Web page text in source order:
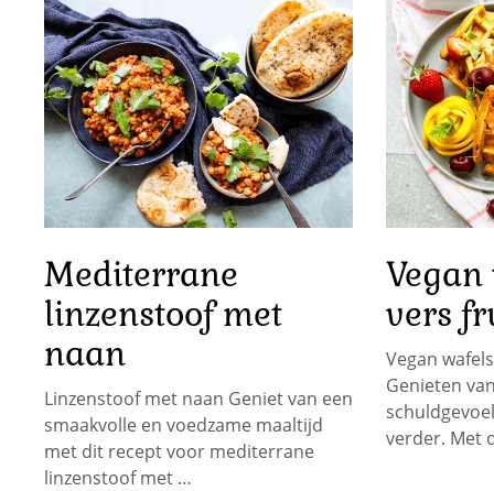
Mediterrane
linzenstoof met
naan
Linzenstoof met naan Geniet van een
smaakvolle en voedzame maaltijd
met dit recept voor mediterrane
linzenstoof met …
vers
Vegan
Genieten
verder. Met